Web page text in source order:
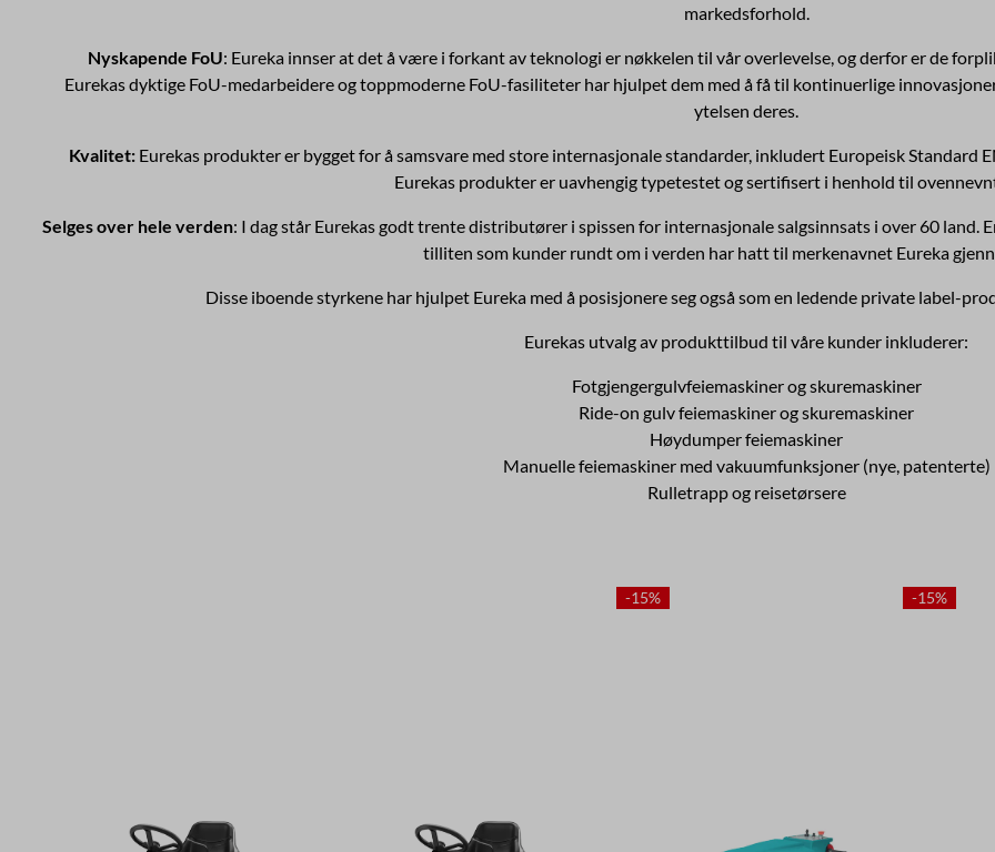
markedsforhold.
Nyskapende FoU: Eureka innser at det å være i forkant av teknologi er nøkkelen til vår overlevelse, og derfor er de
Eurekas dyktige FoU-medarbeidere og toppmoderne FoU-fasiliteter har hjulpet dem med å få til kontinuerlige
ytelsen deres.
Kvalitet: Eurekas produkter er bygget for å samsvare med store internasjonale standarder, inkludert Europeisk
Eurekas produkter er uavhengig typetestet og sertifisert i henhold til
Selges over hele verden: I dag står Eurekas godt trente distributører i spissen for internasjonale salgsinnsats i over 60
tilliten som kunder rundt om i verden har hatt til merkenavnet Eureka
Disse iboende styrkene har hjulpet Eureka med å posisjonere seg også som en ledende private label-
Eurekas utvalg av produkttilbud til våre kunder inkluderer:
Fotgjengergulvfeiemaskiner og skuremaskiner
Ride-on gulv feiemaskiner og skuremaskiner
Høydumper feiemaskiner
Manuelle feiemaskiner med vakuumfunksjoner (nye, patenterte)
Rulletrapp og reisetørsere
-15% -15%